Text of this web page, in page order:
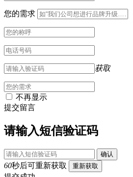
您的需求
获取
不再显示
提交留言
请输入短信验证码
确认
60秒后可重新获取 重新获取